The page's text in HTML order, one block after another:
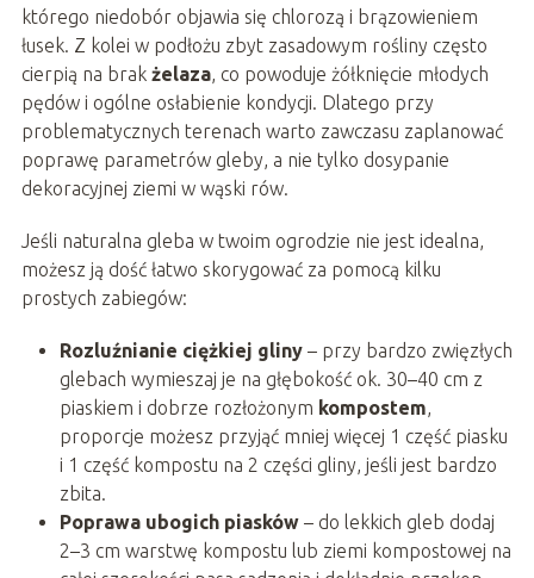
którego niedobór objawia się chlorozą i brązowieniem
łusek. Z kolei w podłożu zbyt zasadowym rośliny często
cierpią na brak żelaza, co powoduje żółknięcie młodych
pędów i ogólne osłabienie kondycji. Dlatego przy
problematycznych terenach warto zawczasu zaplanować
poprawę parametrów gleby, a nie tylko dosypanie
dekoracyjnej ziemi w wąski rów.
Jeśli naturalna gleba w twoim ogrodzie nie jest idealna,
możesz ją dość łatwo skorygować za pomocą kilku
prostych zabiegów:
Rozluźnianie ciężkiej gliny– przy bardzo zwięzłych
glebach wymieszaj je na głębokość ok. 30–40 cm z
piaskiem i dobrze rozłożonym kompostem
proporcje możesz przyjąć mniej więcej 1 część piasku
i 1 część kompostu na 2 części gliny, jeśli jest bardzo
zbita.
Poprawa ubogich piasków– do lekkich gleb dodaj
2–3 cm warstwę kompostu lub ziemi kompostowej na